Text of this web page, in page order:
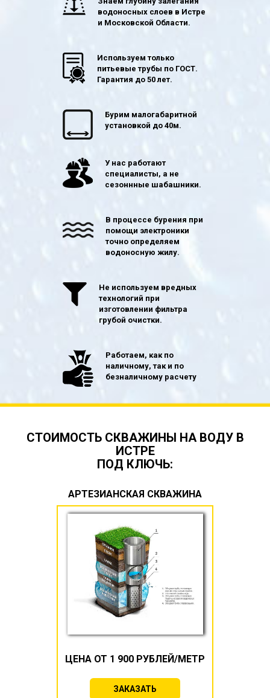
водоносных слоев в Истре
и Московской Области.
Используем только
питьевые трубы по ГОСТ.
Гарантия до 50 лет.
Бурим малогабаритной
установкой до 40м.
У нас работают
специалисты, а не
сезоннные шабашники.
В процессе бурения при
помощи электроники
точно определяем
водоносную жилу.
Не используем вредных
технологий при
изготовлении фильтра
грубой очистки.
Работаем, как по
наличному, так и по
безналичному расчету
СТОИМОСТЬ СКВАЖИНЫ НА ВОДУ В
ИСТРЕ
ПОД КЛЮЧЬ:
АРТЕЗИАНСКАЯ СКВАЖИНА
ЦЕНА ОТ 1 900 РУБЛЕЙ/МЕТР
ЗАКАЗАТЬ